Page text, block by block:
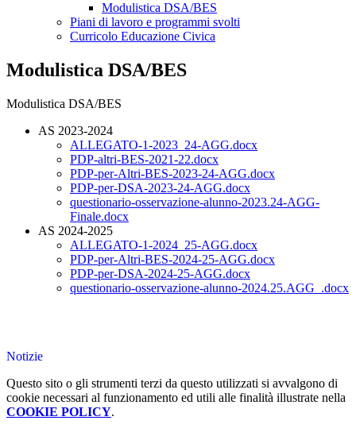
Modulistica DSA/BES
Piani di lavoro e programmi svolti
Curricolo Educazione Civica
Modulistica DSA/BES
Modulistica DSA/BES
AS 2023-2024
ALLEGATO-1-2023_24-AGG.docx
PDP-altri-BES-2021-22.docx
PDP-per-Altri-BES-2023-24-AGG.docx
PDP-per-DSA-2023-24-AGG.docx
questionario-osservazione-alunno-2023.24-AGG-
Finale.docx
AS 2024-2025
ALLEGATO-1-2024_25-AGG.docx
PDP-per-Altri-BES-2024-25-AGG.docx
PDP-per-DSA-2024-25-AGG.docx
questionario-osservazione-alunno-2024.25.AGG_.docx
Notizie
Questo sito o gli strumenti terzi da questo utilizzati si avvalgono di
cookie necessari al funzionamento ed utili alle finalità illustrate nella
COOKIE POLICY.